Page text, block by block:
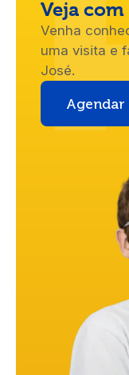
Veja
Venha
uma visita e
José.